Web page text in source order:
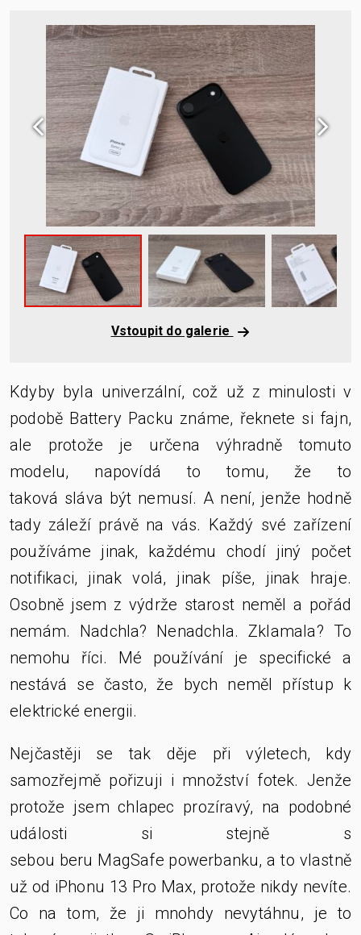
Vstoupit do galerie
Kdyby byla univerzální, což už z minulosti v
podobě Battery Packu známe, řeknete si fajn,
ale protože je určena výhradně tomuto
modelu, napovídá to tomu, že to
taková sláva být nemusí. A není, jenže hodně
tady záleží právě na vás. Každý své zařízení
používáme jinak, každému chodí jiný počet
notifikaci, jinak volá, jinak píše, jinak hraje.
Osobně jsem z výdrže starost neměl a pořád
nemám. Nadchla? Nenadchla. Zklamala? To
nemohu říci. Mé používání je specifické a
nestává se často, že bych neměl přístup k
elektrické energii.
Nejčastěji se tak děje při výletech, kdy
samozřejmě pořizuji i množství fotek. Jenže
protože jsem chlapec prozíravý, na podobné
události si stejně s
sebou beru MagSafe powerbanku, a to vlastně
už od iPhonu 13 Pro Max, protože nikdy nevíte.
Co na tom, že ji mnohdy nevytáhnu, je to